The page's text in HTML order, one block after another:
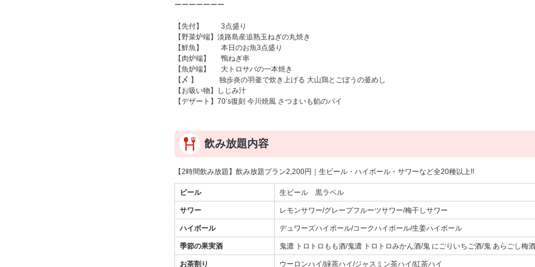
ーーーーーーー
【先付】 3点盛り
【野菜炉端】淡路島産追熟玉ねぎの丸焼き
【鮮魚】 本日のお魚3点盛り
【肉炉端】 鴨ねぎ串
【魚炉端】 大トロサバの一本焼き
【〆 】 独歩炎の羽釜で炊き上げる 大山鶏とごぼうの釜めし
【お吸い物】しじみ汁
【デザート】70’s復刻 今川焼風 さつまいも餡のパイ
飲み放題内容
【2時間飲み放題】飲み放題プラン2,200円｜生ビール・ハイボール・サワーなど全20種以上!!
ビール 生ビール 黒ラベル
サワー レモンサワー/グレープフルーツサワー/梅干しサワー
ハイボール デュワーズハイボール/コークハイボール/生姜ハイボール
季節の果実酒 鬼濃 トロトロもも酒/鬼濃 トロトロみかん酒/鬼 にごりいちご酒/鬼 あらごし梅酒
お茶割り ウーロンハイ/緑茶ハイ/ジャスミン茶ハイ/紅茶ハイ